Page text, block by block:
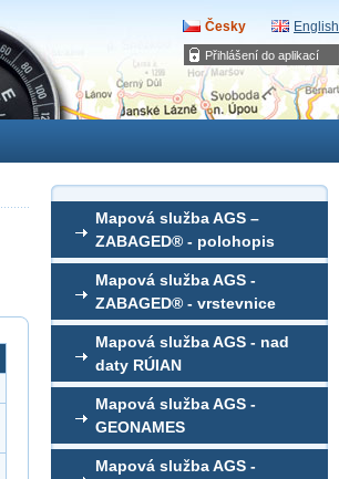
Přihlášení do aplikací
Česky English
Mapová služba AGS –
ZABAGED® - polohopis
Mapová služba AGS -
ZABAGED® - vrstevnice
Mapová služba AGS - nad
daty RÚIAN
Mapová služba AGS -
GEONAMES
Mapová služba AGS -